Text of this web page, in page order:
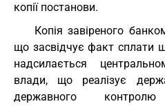
копії постанови.
Копія завіреного
що засвідчує факт сплати
надсилається
влади, що реалізує
державного